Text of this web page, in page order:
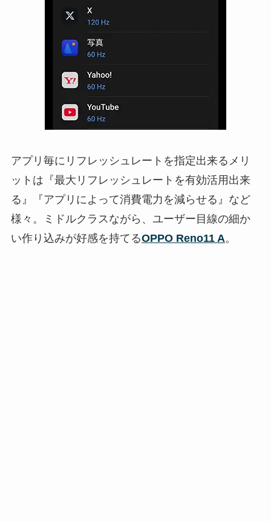
アプリ毎にリフレッシュレートを指定出来るメリ
ットは『最大リフレッシュレートを有効活用出来
る』『アプリによって消費電力を減らせる』など
様々。ミドルクラスながら、ユーザー目線の細か
い作り込みが好感を持てるOPPO Reno11 A。